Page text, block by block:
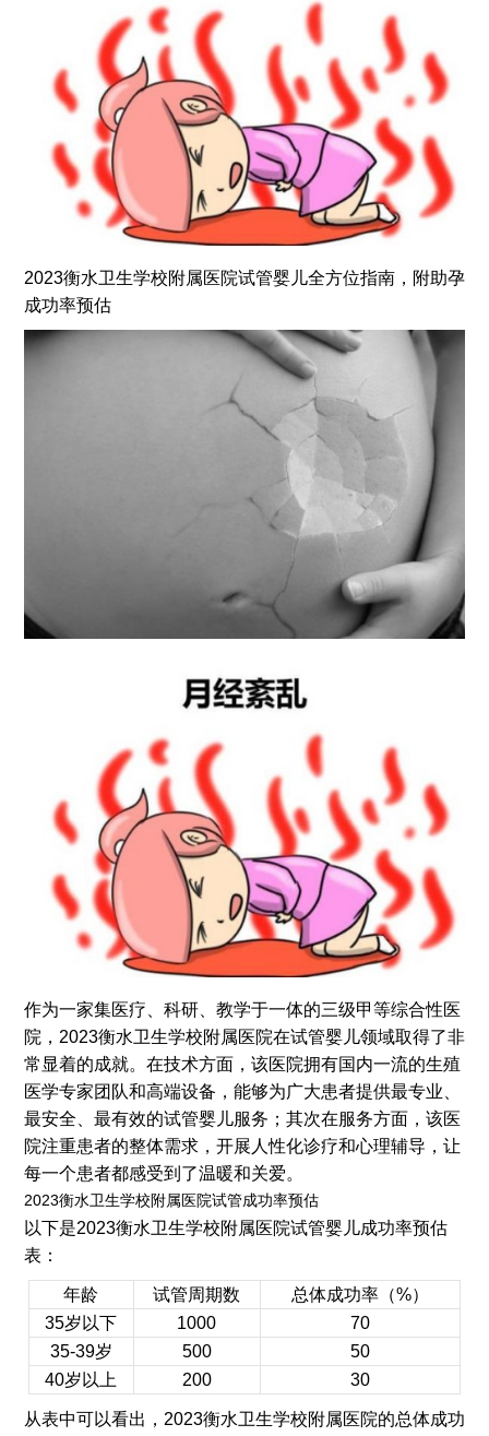
2023衡水卫生学校附属医院试管婴儿全方位指南，附助孕
成功率预估
作为一家集医疗、科研、教学于一体的三级甲等综合性医
院，2023衡水卫生学校附属医院在试管婴儿领域取得了非
常显着的成就。在技术方面，该医院拥有国内一流的生殖
医学专家团队和高端设备，能够为广大患者提供最专业、
最安全、最有效的试管婴儿服务；其次在服务方面，该医
院注重患者的整体需求，开展人性化诊疗和心理辅导，让
每一个患者都感受到了温暖和关爱。
2023衡水卫生学校附属医院试管成功率预估
以下是2023衡水卫生学校附属医院试管婴儿成功率预估
表：
年龄 试管周期数
总体成功率（%）
35岁以下
1000
70
35-39岁
500
50
40岁以上
200 30
从表中可以看出，2023衡水卫生学校附属医院的总体成功